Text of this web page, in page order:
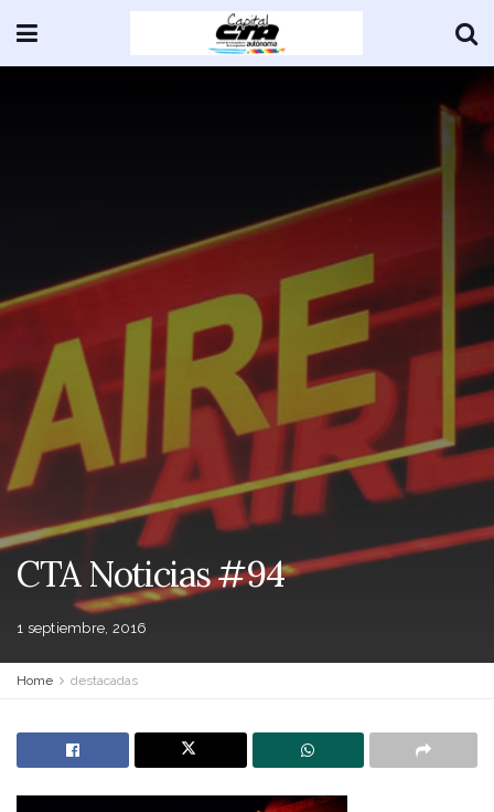
CTA Noticias #94
1 septiembre, 2016
Home destacadas